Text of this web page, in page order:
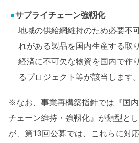
サプライチェーン強靱化
地域の供給網維持のため必要不
れがある製品を国内生産する取
経済に不可欠な物資を国内で作
るプロジェクト等が該当します。
※なお、事業再構築指針では『国
チェーン維持・強靱化』が類型と
が、第13回公募では、これらに対